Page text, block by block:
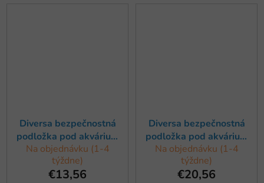
Diversa bezpečnostná
podložka pod akvárium
150x60cm
Na objednávku (1-4
týždne)
€13,56
Diversa bezpečnostná
podložka pod akvárium
200x60cm
Na objednávku (1-4
týždne)
€20,56